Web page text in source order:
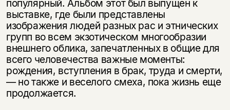
популярный. Альбом этот был выпущен к
выставке, где были представлены
изображения людей разных рас и этнических
групп во всем экзотическом многообразии
внешнего облика, запечатленных в общие для
всего человечества важные моменты:
рождения, вступления в брак, труда и смерти,
— но также и веселого смеха, пока жизнь еще
продолжается.